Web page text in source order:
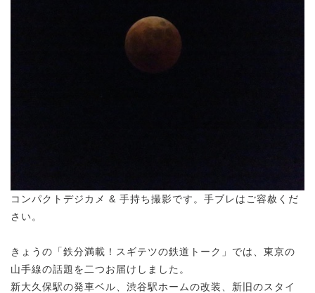
コンパクトデジカメ & 手持ち撮影です。手ブレはご容赦くだ
さい。
きょうの「鉄分満載！スギテツの鉄道トーク」では、東京の
山手線の話題を二つお届けしました。
新大久保駅の発車ベル、渋谷駅ホームの改装、新旧のスタイ